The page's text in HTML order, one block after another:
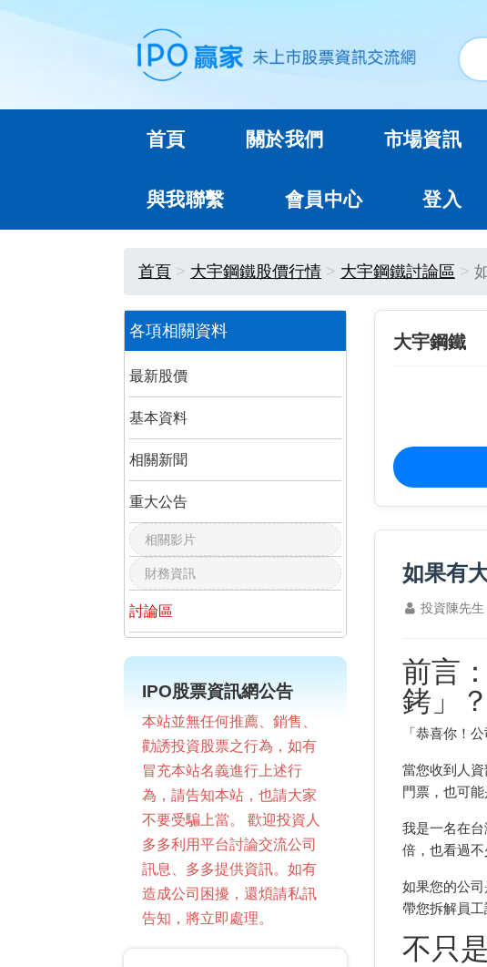
首頁 關於我們 市場資訊
與我聯繫 會員中心 登入
首頁 大宇鋼鐵股價行情 大宇鋼鐵討論區
各項相關資料
最新股價
基本資料
相關新聞
重大公告
相關影片
財務資訊
討論區
IPO股票資訊網公告
本站並無任何推薦、銷售、
勸誘投資股票之行為，如有
冒充本站名義進行上述行
為，請告知本站，也請大家
不要受騙上當。 歡迎投資人
多多利用平台討論交流公司
訊息、多多提供資訊。如有
造成公司困擾，還煩請私訊
告知，將立即處理。
大宇鋼鐵
如果有
投資陳先生
前言
銬」？
「恭喜你！
當您收到人
門票，也可
我是一名在
倍，也看過
如果您的公司
帶您拆解員工
不只